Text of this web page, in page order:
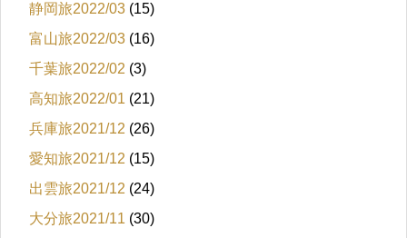
静岡旅2022/03 (15)
富山旅2022/03 (16)
千葉旅2022/02 (3)
高知旅2022/01 (21)
兵庫旅2021/12 (26)
愛知旅2021/12 (15)
出雲旅2021/12 (24)
大分旅2021/11 (30)